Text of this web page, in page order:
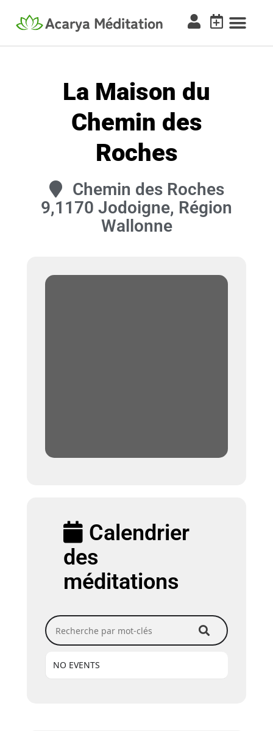
La Maison du
Chemin des
Roches
Chemin des Roches
9,1170 Jodoigne, Région
Wallonne
Calendrier
des
méditations
Recherche par mot-clés
NO EVENTS